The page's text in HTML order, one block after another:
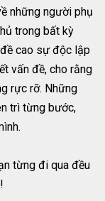
những người phụ
trong bất kỳ
đề cao sự độc lập
vấn đề, cho rằng
rực rỡ. Những
trì từng bước,
từng đi qua đều